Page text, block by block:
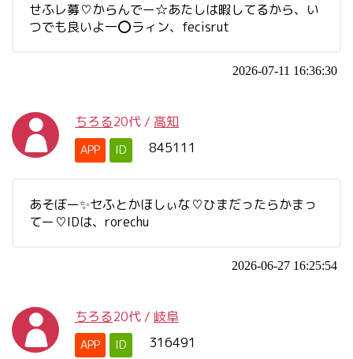
せふレ募♡からんでー☆あたしは暇してるから、い
つでも良いよ一⭕️ラィン、fecisrut
2026-07-11 16:36:30
ちろる20代 / 高知
APP ID 845111
あそぼー✨セふとかほしぃな♡ひまだったらかまっ
てー♡IDは、rorechu
2026-06-27 16:25:54
ちろる20代 / 岐阜
APP ID 316491